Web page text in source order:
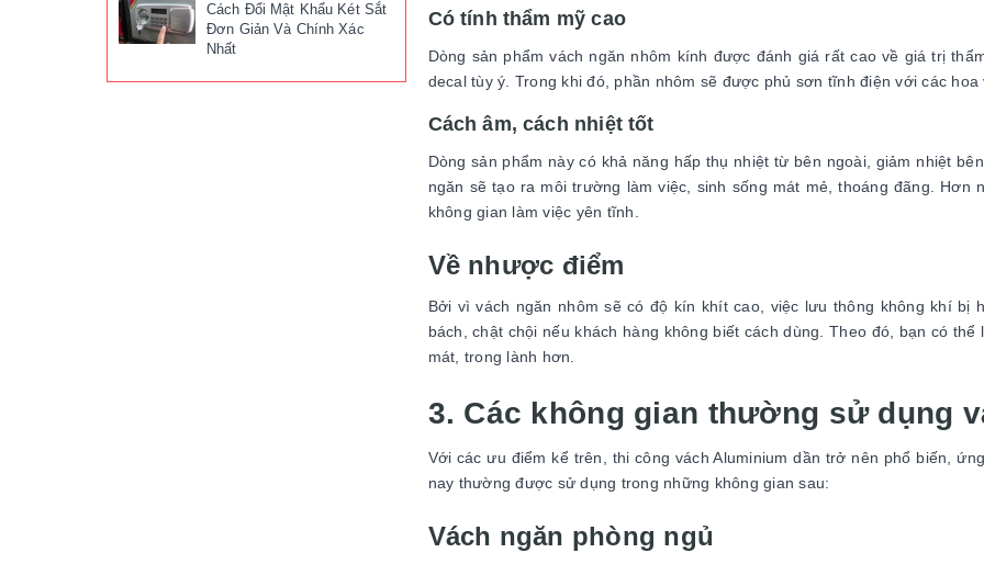
Có tính thẩm mỹ cao
Dòng sản phẩm vách ngăn nhôm kính được đánh giá rất cao về giá trị
decal tùy ý. Trong khi đó, phần nhôm sẽ được phủ sơn tĩnh điện với các
Cách âm, cách nhiệt tốt
Dòng sản phẩm này có khả năng hấp thụ nhiệt từ bên ngoài, giảm nhiệt
ngăn sẽ tạo ra môi trường làm việc, sinh sống mát mẻ, thoáng đãng. Hơn
không gian làm việc yên tĩnh.
Về nhược điểm
Bởi vì vách ngăn nhôm sẽ có độ kín khít cao, việc lưu thông không khí bị
bách, chật chội nếu khách hàng không biết cách dùng. Theo đó, bạn có
mát, trong lành hơn.
3. Các không gian thường sử dụng
Với các ưu điểm kể trên, thi công vách Aluminium dần trở nên phổ biến,
nay thường được sử dụng trong những không gian sau:
Vách ngăn phòng ngủ
Cách Đổi Mật Khẩu Két Sắt
Đơn Giản Và Chính Xác
Nhất